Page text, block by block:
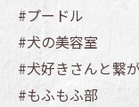
#プードル
#犬の美容室
#犬好きさんと繋
#もふもふ部